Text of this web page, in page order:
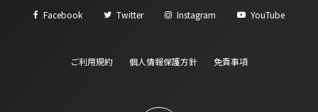
Facebook Twitter Instagram YouTube
ご利用規約 個人情報保護方針 免責事項